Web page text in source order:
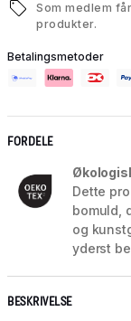
Som medlem
produkter.
Betalingsmetoder
FORDELE
Dette
bomuld,
og
yderst
BESKRIVELSE